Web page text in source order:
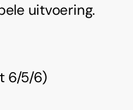
uitvoering.
6/5/6)